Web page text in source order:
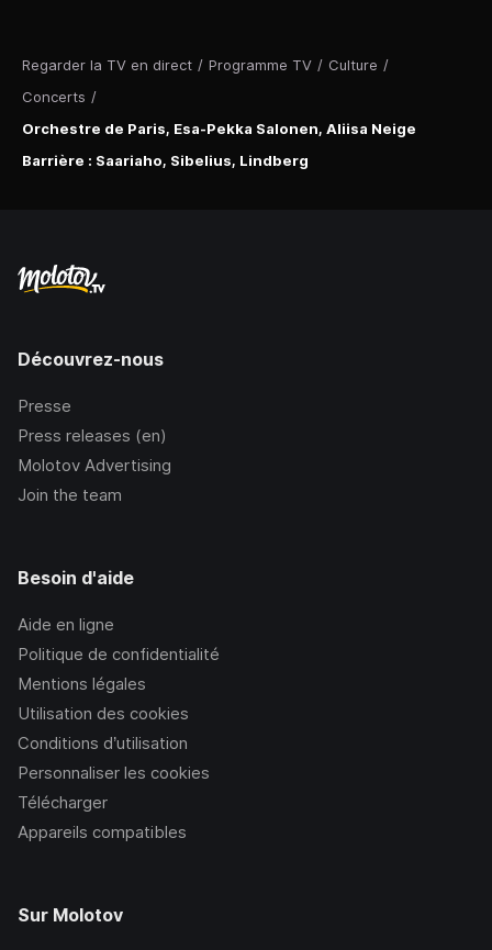
Regarder la TV en direct / Programme TV / Culture /
Concerts /
Orchestre de Paris, Esa-Pekka Salonen, Aliisa Neige
Barrière : Saariaho, Sibelius, Lindberg
Découvrez-nous
Presse
Press releases (en)
Molotov Advertising
Join the team
Besoin d'aide
Aide en ligne
Politique de confidentialité
Mentions légales
Utilisation des cookies
Conditions d’utilisation
Personnaliser les cookies
Télécharger
Appareils compatibles
Sur Molotov